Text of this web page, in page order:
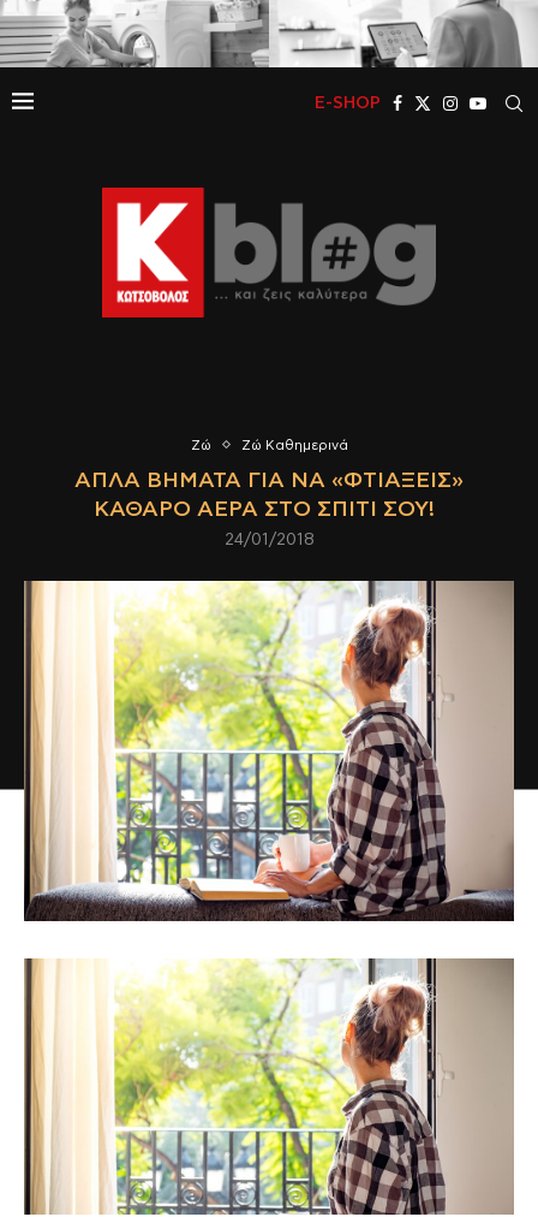
E-SHOP
Ζώ Ζώ Καθημερινά
ΑΠΛΆ ΒΉΜΑΤΑ ΓΙΑ ΝΑ «ΦΤΙΆΞΕΙΣ»
ΚΑΘΑΡΌ ΑΈΡΑ ΣΤΟ ΣΠΊΤΙ ΣΟΥ!
24/01/2018